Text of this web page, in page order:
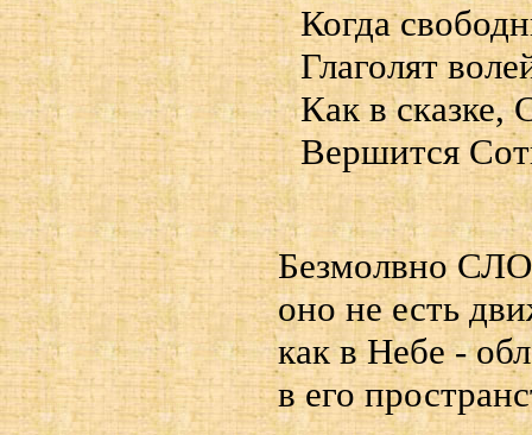
Когда
Глаголят
Как в сказке,
Вершится
Безмолвно
оно не есть
как в Небе -
в его